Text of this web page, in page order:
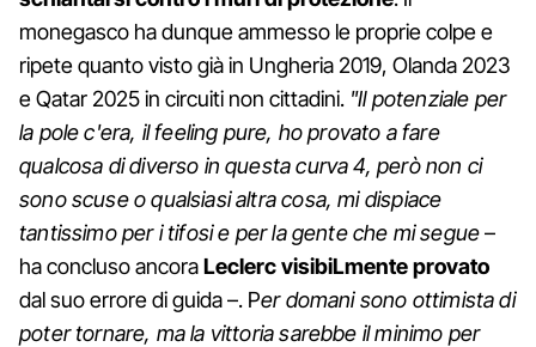
monegasco ha dunque ammesso le proprie colpe e
ripete quanto visto già in Ungheria 2019, Olanda 2023
e Qatar 2025 in circuiti non cittadini. "Il potenziale per
la pole c'era, il feeling pure, ho provato a fare
qualcosa di diverso in questa curva 4, però non ci
sono scuse o qualsiasi altra cosa, mi dispiace
tantissimo per i tifosi e per la gente che mi segue–
ha concluso ancoraLeclerc visibiLmente provato
dal suo errore di guida –. Per domani sono ottimista di
poter tornare, ma la vittoria sarebbe il minimo per